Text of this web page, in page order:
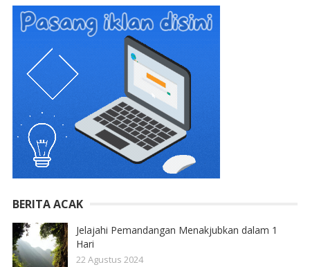
BERITA ACAK
Jelajahi Pemandangan Menakjubkan dalam 1
Hari
22 Agustus 2024